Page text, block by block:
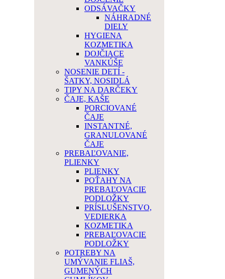
ODSÁVAČKY
NÁHRADNÉ
DIELY
HYGIENA
KOZMETIKA
DOJČIACE
VANKÚŠE
NOSENIE DETÍ -
ŠATKY, NOSIDLÁ
TIPY NA DARČEKY
ČAJE, KAŠE
PORCIOVANÉ
ČAJE
INSTANTNÉ,
GRANULOVANÉ
ČAJE
PREBAĽOVANIE,
PLIENKY
PLIENKY
POŤAHY NA
PREBAĽOVACIE
PODLOŽKY
PRÍSLUŠENSTVO,
VEDIERKA
KOZMETIKA
PREBAĽOVACIE
PODLOŽKY
POTREBY NA
UMÝVANIE FLIAŠ,
GUMENÝCH